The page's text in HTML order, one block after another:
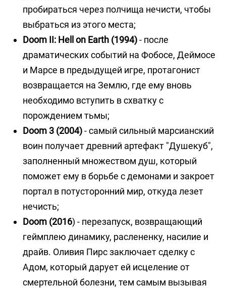
пробираться через полчища нечисти, чтобы
выбраться из этого места;
Doom II: Hell on Earth (1994)- после
драматических событий на Фобосе, Деймосе
и Марсе в предыдущей игре, протагонист
возвращается на Землю, где ему вновь
необходимо вступить в схватку с
порождением тьмы;
Doom 3 (2004)- самый сильный марсианский
воин получает древний артефакт "Душекуб",
заполненный множеством душ, который
поможет ему в борьбе с демонами и закроет
портал в потусторонний мир, откуда лезет
нечисть;
Doom (2016) - перезапуск, возвращающий
геймплею динамику, раслененку, насилие и
драйв. Оливия Пирс заключает сделку с
Адом, который дарует ей исцеление от
смертельной болезни, тем самым вызывая